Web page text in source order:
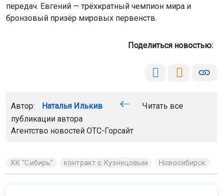
передач. Евгений — трёхкратный чемпион мира и
бронзовый призёр мировых первенств.
Поделиться новостью:
Автор: Наталья Илькив
Читать все
публикации автора
Агентство новостей ОТС-Горсайт
ХК "Сибирь" контракт с Кузнецовым Новосибирск